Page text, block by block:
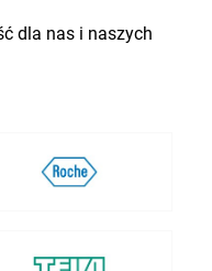
dla nas i naszych